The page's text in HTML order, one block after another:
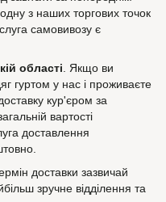
з наших торгових точок
самовивозу є
області . Якщо ви
гуртом у нас і проживаєте
кур'єром за
вартості
доставлення
доставки зазвичай
зручне відділення та